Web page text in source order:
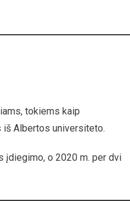
tokiems kaip
iš Albertos universiteto.
įdiegimo, o 2020 m. per dvi